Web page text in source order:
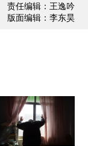
责任编辑：王逸吟
版面编辑：李东昊